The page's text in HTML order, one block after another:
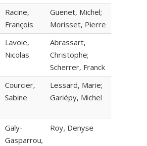
Racine,
François
Guenet, Michel;
Morisset, Pierre
Lavoie,
Nicolas
Abrassart,
Christophe;
Scherrer, Franck
Courcier,
Sabine
Lessard, Marie;
Gariépy, Michel
Galy-
Gasparrou,
Roy, Denyse